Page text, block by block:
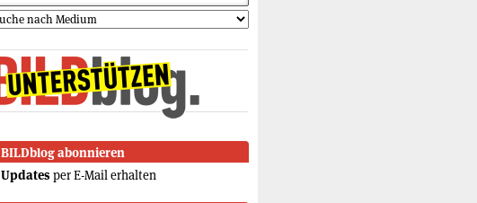
BILDblog abonnieren
Updates per E-Mail erhalten